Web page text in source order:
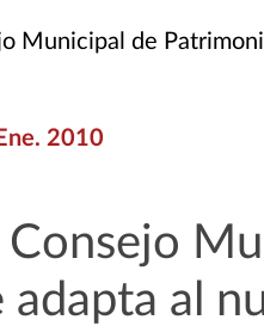
de Patrimonio Histórico Se Adapta
2010
Consejo
adapta al